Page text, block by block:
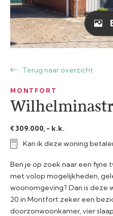
Terug naar overzicht
MONTFORT
€ 309.000, - k.k.
Kan ik deze woning
Ben je op zoek naar een
met volop mogelijkheden,
woonomgeving? Dan is deze
20 in Montfort zeker een
doorzonwoonkamer, vier